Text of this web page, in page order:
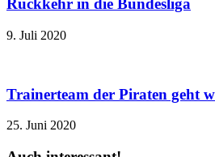
Rückkehr in die Bundesliga
9. Juli 2020
Trainerteam der Piraten geht
25. Juni 2020